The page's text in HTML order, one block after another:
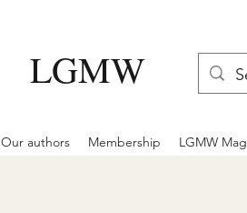
LGMW
Our authors Membership LGMW